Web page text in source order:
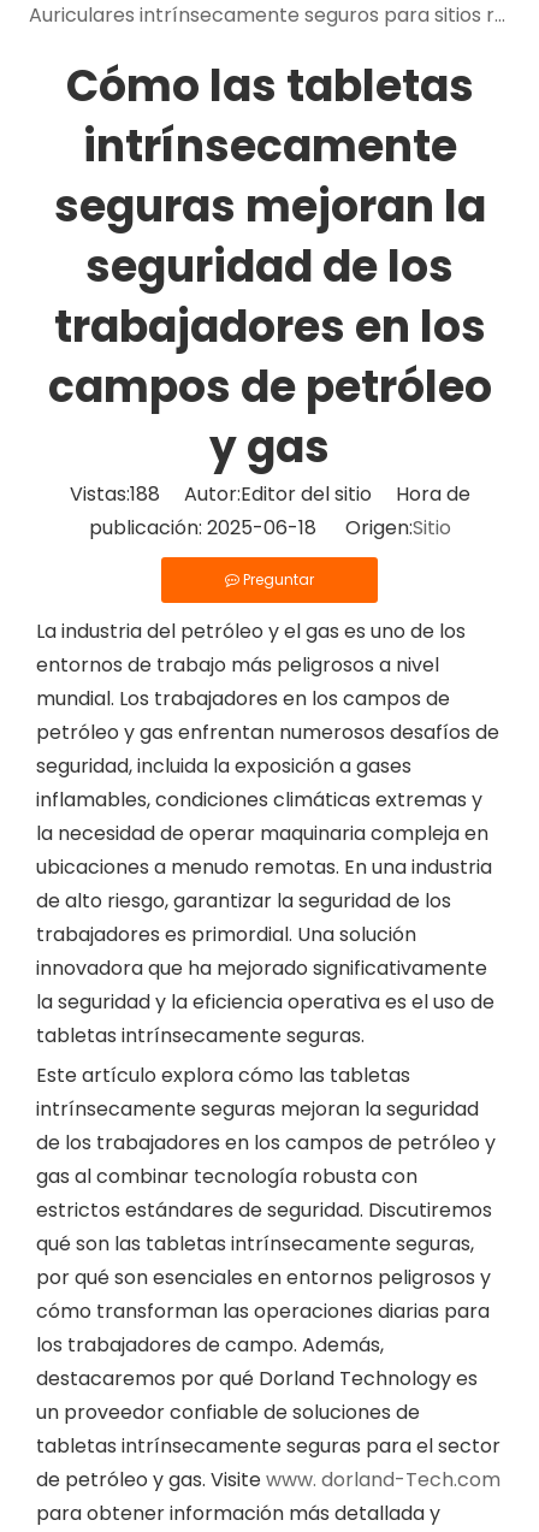
Auriculares intrínsecamente seguros para sitios ruidosos y peligrosos: beneficios de comunicación y seguridad
Cómo las tabletas
intrínsecamente
seguras mejoran la
seguridad de los
trabajadores en los
campos de petróleo
y gas
Vistas:188 Autor:Editor del sitio Hora de
publicación: 2025-06-18 Origen:Sitio
Preguntar
La industria del petróleo y el gas es uno de los
entornos de trabajo más peligrosos a nivel
mundial. Los trabajadores en los campos de
petróleo y gas enfrentan numerosos desafíos de
seguridad, incluida la exposición a gases
inflamables, condiciones climáticas extremas y
la necesidad de operar maquinaria compleja en
ubicaciones a menudo remotas. En una industria
de alto riesgo, garantizar la seguridad de los
trabajadores es primordial. Una solución
innovadora que ha mejorado significativamente
la seguridad y la eficiencia operativa es el uso de
tabletas intrínsecamente seguras.
Este artículo explora cómo las tabletas
intrínsecamente seguras mejoran la seguridad
de los trabajadores en los campos de petróleo y
gas al combinar tecnología robusta con
estrictos estándares de seguridad. Discutiremos
qué son las tabletas intrínsecamente seguras,
por qué son esenciales en entornos peligrosos y
cómo transforman las operaciones diarias para
los trabajadores de campo. Además,
destacaremos por qué Dorland Technology es
un proveedor confiable de soluciones de
tabletas intrínsecamente seguras para el sector
de petróleo y gas. Visitewww. dorland-Tech.com
para obtener información más detallada y